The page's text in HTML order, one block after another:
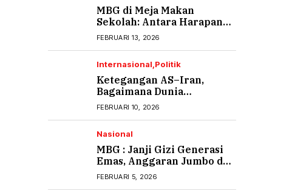
MBG di Meja Makan
Sekolah: Antara Harapan
Gizi dan Rasa Cemas Orang
FEBRUARI 13, 2026
Internasional Politik
Ketegangan AS–Iran,
Bagaimana Dunia
Menyikapi?
FEBRUARI 10, 2026
Nasional
MBG : Janji Gizi Generasi
Emas, Anggaran Jumbo dan
Ancaman Keracunan
FEBRUARI 5, 2026